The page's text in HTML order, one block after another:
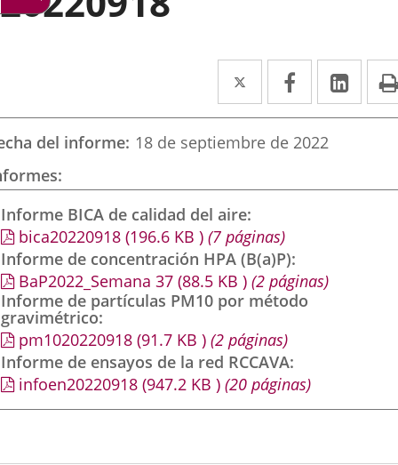
Twitter
Enlace
a
una
externa.
Facebook
Enlace
a
una
externa.
a
del informe 18 de septiembre de 2022
Informe BICA de calidad del aire
bica20220918 (196.6 KB ) (7 páginas)
Informe de concentración HPA (B(a)P)
BaP2022_Semana 37 (88.5 KB ) (2 páginas)
Informe de partículas PM10 por método
gravimétrico
pm1020220918 (91.7 KB ) (2 páginas)
Informe de ensayos de la red RCCAVA
infoen20220918 (947.2 KB ) (20 páginas)